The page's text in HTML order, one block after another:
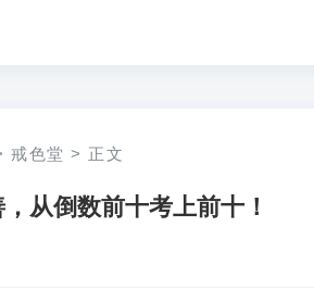
戒色堂 > 正文
从倒数前十考上前十！